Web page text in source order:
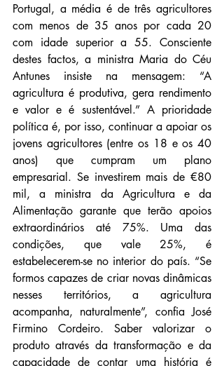
Portugal, a média é de três agricultores
com menos de 35 anos por cada 20
com idade superior a 55. Consciente
destes factos, a ministra Maria do Céu
Antunes insiste na mensagem: “A
agricultura é produtiva, gera rendimento
e valor e é sustentável.” A prioridade
política é, por isso, continuar a apoiar os
jovens agricultores (entre os 18 e os 40
anos) que cumpram um plano
empresarial. Se investirem mais de €80
mil, a ministra da Agricultura e da
Alimentação garante que terão apoios
extraordinários até 75%. Uma das
condições, que vale 25%, é
estabelecerem-se no interior do país. “Se
formos capazes de criar novas dinâmicas
nesses territórios, a agricultura
acompanha, naturalmente”, confia José
Firmino Cordeiro. Saber valorizar o
produto através da transformação e da
capacidade de contar uma história é